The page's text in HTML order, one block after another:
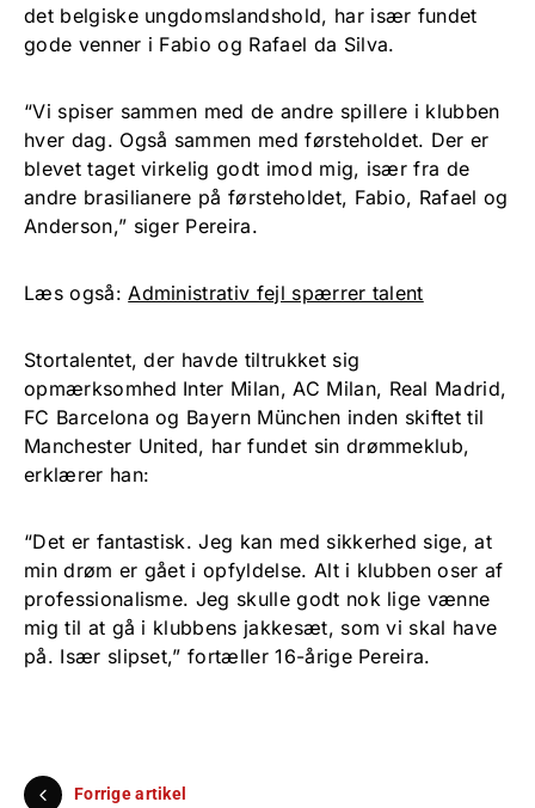
det belgiske ungdomslandshold, har især fundet
gode venner i Fabio og Rafael da Silva.
“Vi spiser sammen med de andre spillere i klubben
hver dag. Også sammen med førsteholdet. Der er
blevet taget virkelig godt imod mig, især fra de
andre brasilianere på førsteholdet, Fabio, Rafael og
Anderson,” siger Pereira.
Læs også: Administrativ fejl spærrer talent
Stortalentet, der havde tiltrukket sig
opmærksomhed Inter Milan, AC Milan, Real Madrid,
FC Barcelona og Bayern München inden skiftet til
Manchester United, har fundet sin drømmeklub,
erklærer han:
“Det er fantastisk. Jeg kan med sikkerhed sige, at
min drøm er gået i opfyldelse. Alt i klubben oser af
professionalisme. Jeg skulle godt nok lige vænne
mig til at gå i klubbens jakkesæt, som vi skal have
på. Især slipset,” fortæller 16-årige Pereira.
Forrige artikel